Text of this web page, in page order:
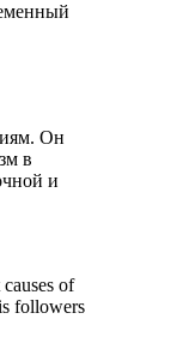
Он
в
и
of
followers